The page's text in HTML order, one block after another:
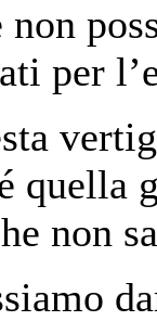
per
quella
non